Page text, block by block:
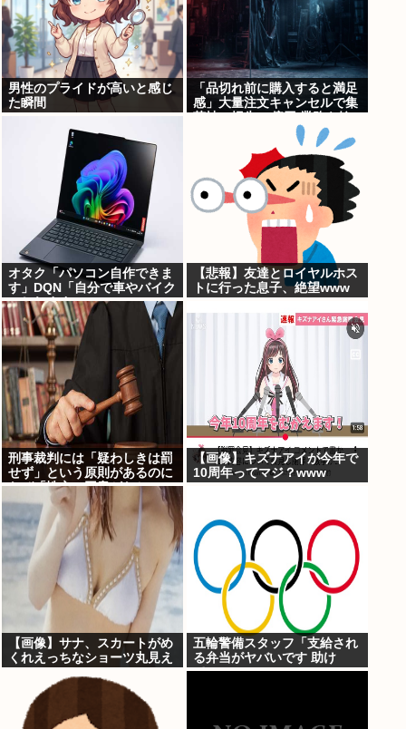
男性のプライドが高いと感じ
た瞬間
「品切れ前に購入すると満足
感」大量注文キャンセルで集
害した疑いで32歳女を逮捕
オタク「パソコン自作できま
す」DQN「自分で車やバイク
いじれます」
【悲報】友達とロイヤルホス
トに行った息子、絶望www
刑事裁判には「疑わしきは罰
せず」という原則があるのに
なぜ「性交の同意がなかっ
た」という確かめようが無い
もので有罪になるの？
【画像】キズナアイが今年で
10周年ってマジ？www
【画像】サナ、スカートがめ
くれえっちなショーツ丸見え
五輪警備スタッフ「支給され
る弁当がヤバいです 助け
て…」